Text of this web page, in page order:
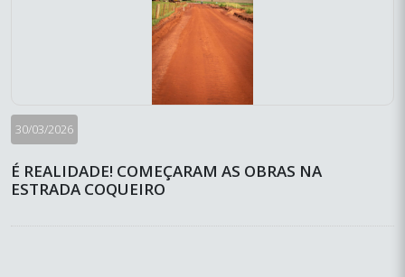
30/03/2026
É REALIDADE! COMEÇARAM AS OBRAS NA
ESTRADA COQUEIRO